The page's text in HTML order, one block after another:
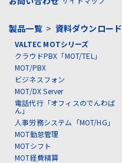
製品一覧> 資料ダウンロード
VALTEC MOTシリーズ
クラウドPBX「MOT/TEL」
MOT/PBX
ビジネスフォン
MOT/DX Server
電話代行「オフィスのでんわば
ん」
人事労務システム「MOT/HG」
MOT勤怠管理
MOTシフト
MOT経費精算